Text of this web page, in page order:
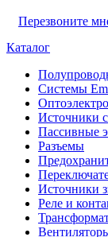
Перезвоните
Каталог
Системы
Источники
Пассивные
Разъeмы
Источники
Реле и